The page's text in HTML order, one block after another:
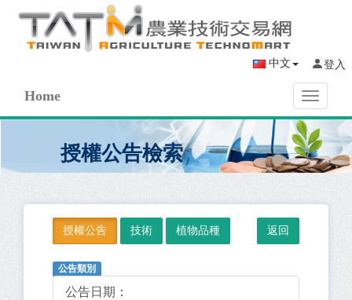
中文 登入
Toggle
Home
授權公告檢索
授權公告 技術 植物品種
公告類別
公告日期：